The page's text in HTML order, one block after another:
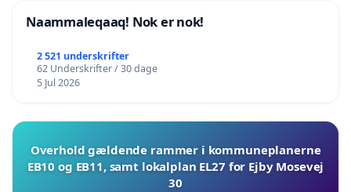
Naammaleqaaq! Nok er nok!
2 521 underskrifter
62 Underskrifter / 30 dage
5 Jul 2026
Overhold gældende rammer i kommuneplanerne
EB10 og EB11, samt lokalplan EL27 for Ejby Mosevej
30